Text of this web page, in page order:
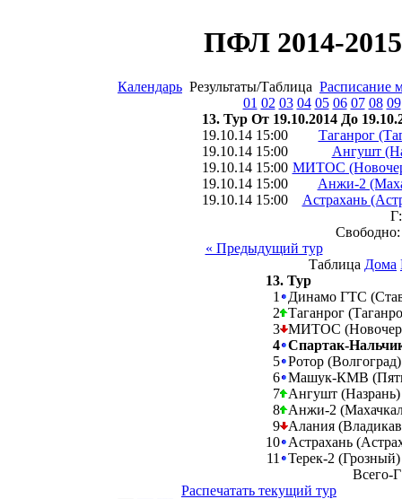
ПФЛ 2014-
Календарь Результаты/Таблица Расписание
01 02 03 04 05 06 07 08 09
13. Тур От 19.10.2014 До
19.10.14 15:00
Таганрог
19.10.14 15:00
Ангушт
19.10.14 15:00 МИТОС
19.10.14 15:00
Анжи-2
19.10.14 15:00
Астрахань
« Предыдущий тур
Таблица Дома
13. Тур
1
Динамо ГТС
2 Таганрог
3 МИТОС
4 Спартак-
5 Ротор
6 Машук-КМВ
7 Ангушт
8 Анжи-2
9 Алания
10 Астрахань
11
Терек-2
Распечатать текущий тур